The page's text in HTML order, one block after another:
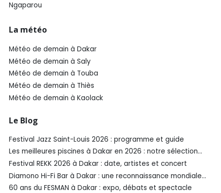
Ngaparou
La météo
Météo de demain à Dakar
Météo de demain à Saly
Météo de demain à Touba
Météo de demain à Thiès
Météo de demain à Kaolack
Le Blog
Festival Jazz Saint-Louis 2026 : programme et guide
Les meilleures piscines à Dakar en 2026 : notre sélection
SénéGuide
Festival REKK 2026 à Dakar : date, artistes et concert
Diamono Hi-Fi Bar à Dakar : une reconnaissance mondiale
aux Spirited Awards®️ 2026
60 ans du FESMAN à Dakar : expo, débats et spectacle